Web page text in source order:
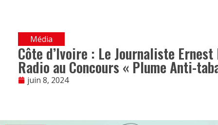
Média
Côte d’Ivoire : Le Journaliste
Radio au Concours « Plume Anti-
juin 8, 2024